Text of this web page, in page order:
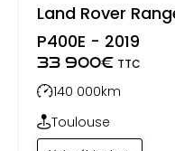
Land Rover
P400E - 2019
33 900€ TTC
140 000km
Toulouse